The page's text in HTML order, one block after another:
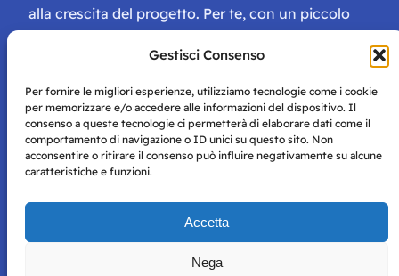
Gestisci Consenso
Per fornire le migliori esperienze, utilizziamo tecnologie come i cookie
per memorizzare e/o accedere alle informazioni del dispositivo. Il
consenso a queste tecnologie ci permetterà di elaborare dati come il
comportamento di navigazione o ID unici su questo sito. Non
acconsentire o ritirare il consenso può influire negativamente su alcune
caratteristiche e funzioni.
Accetta
Nega
alla crescita del progetto. Per te, con un piccolo
tessera di Storie Campane, libri e magazine gratis
e inviti ad eventi esclusivi!
Storie di Napoli è una testata registrata presso il tribunale di
per mero scopo didattico e informativo.